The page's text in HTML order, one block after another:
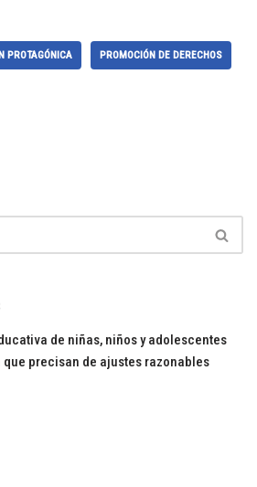
PROTAGÓNICA PROMOCIÓN DE DERECHOS
de niñas, niños y adolescentes
precisan de ajustes razonables